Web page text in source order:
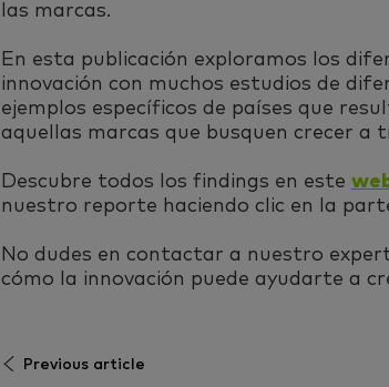
las marcas.
En esta publicación exploramos los
innovación con muchos estudios de
ejemplos específicos de países que
aquellas marcas que busquen crecer a
Descubre todos los findings en este
nuestro reporte haciendo clic en la
No dudes en contactar a nuestro
cómo la innovación puede ayudarte a
Previous article